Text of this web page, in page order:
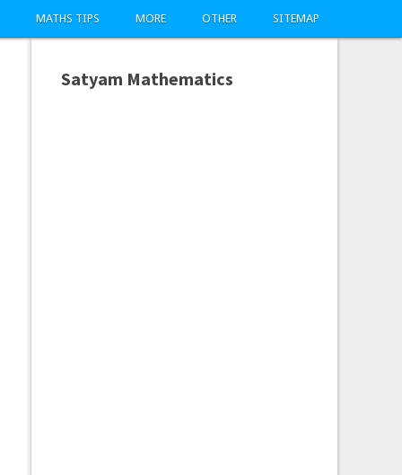
MATHS TIPS MORE OTHER SITEMAP
Satyam Mathematics